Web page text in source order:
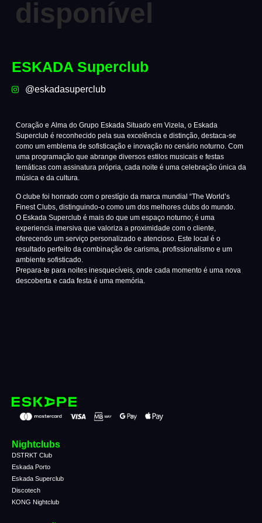
ESKADA Superclub
@eskadasuperclub
Coração e Alma do Grupo Eskada Situado em Vizela, o Eskada
Superclub é reconhecido pela sua excelência e distinção, destaca-se
como um emblema de sofisticação e inovação no cenário noturno. Com
uma programação que abrange diversos estilos musicais e festas
temáticas com assinatura própria, cada noite é uma celebração única da
música e da cultura.
O clube foi honrado com o prestígio da marca mundial “The World’s
Finest Clubs, distinguindo-o como um dos melhores clubs do mundo.
O Eskada Superclub é mais do que um espaço noturno; é uma
experiencia imersiva que valoriza a proximidade com o cliente,
oferecendo um serviço personalizado e atencioso. Este local é o
resultado perfeito da combinação de carisma, profissionalismo e um
ambiente sofisticado.
Prepara-te para noites inesquecíveis, onde cada momento é uma nova
descoberta e cada festa é uma memória.
Nightclubs
DSTRKT Club
Eskada Porto
Eskada Superclub
Discotech
KONG Nightclub